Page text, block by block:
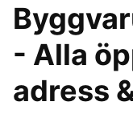
- Alla
adress